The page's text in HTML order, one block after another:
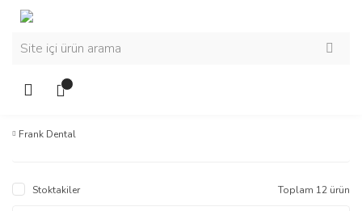
Frank Dental
Stoktakiler Toplam 12 ürün